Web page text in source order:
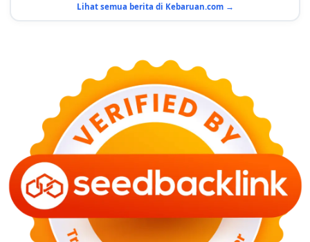
KESEHATAN
Bahaya Memakai Softlens untuk Mata yang Jarang
Diketahui
29 Juni 2026
NASIONAL
PLN Kalimantan Lakukan Manajemen Beban
29 Juni 2026
Harga Minyak Dunia Hari Ini Naik, WTI dan Brent
Sama-sama Menguat
30 Juni 2026
Lihat semua berita di Kebaruan.com →